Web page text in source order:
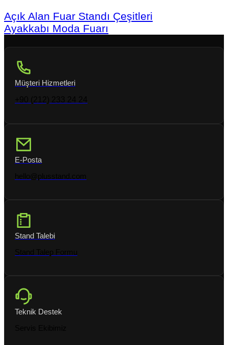
Açık Alan Fuar Standı Çeşitleri
Ayakkabı Moda Fuarı
Müşteri Hizmetleri
E-Posta
Stand Talebi
Teknik Destek